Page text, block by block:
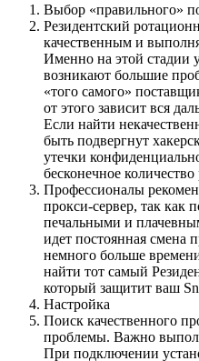
Выбор «правильного»
Резидентский
качественным и
Именно на этой стадии
возникают большие
«того самого»
от этого зависит вся
Если найти
быть подвергнут
утечки
бесконечное
Профессионалы
прокси-сервер, так как
печальными и
идет постоянная смена
немного больше
найти тот самый
который защитит ваш
Настройка
Поиск качественного
проблемы. Важно
При подключении